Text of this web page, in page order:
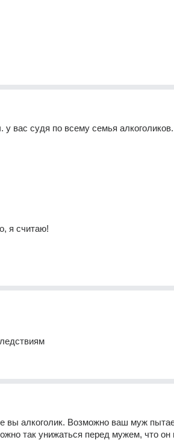
вас судя по всему семья
я считаю!
вы алкоголик. Возможно ваш муж
так унижаться перед мужем, что он